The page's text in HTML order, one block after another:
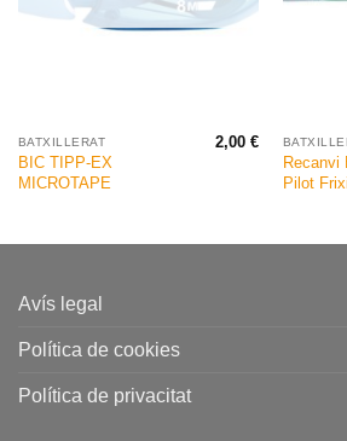
BATXILLERAT
BIC TIPP-EX
MICROTAPE
2,00€
Recanvi
Pilot
Avís legal
Política de cookies
Política de privacitat